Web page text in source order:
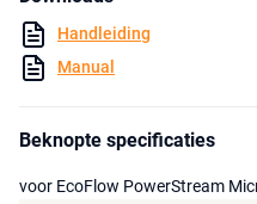
Registreren
Sinds 26 mei 2020 is het
Handleiding
Manual
Beknopte specificaties
voor EcoFlow PowerStream